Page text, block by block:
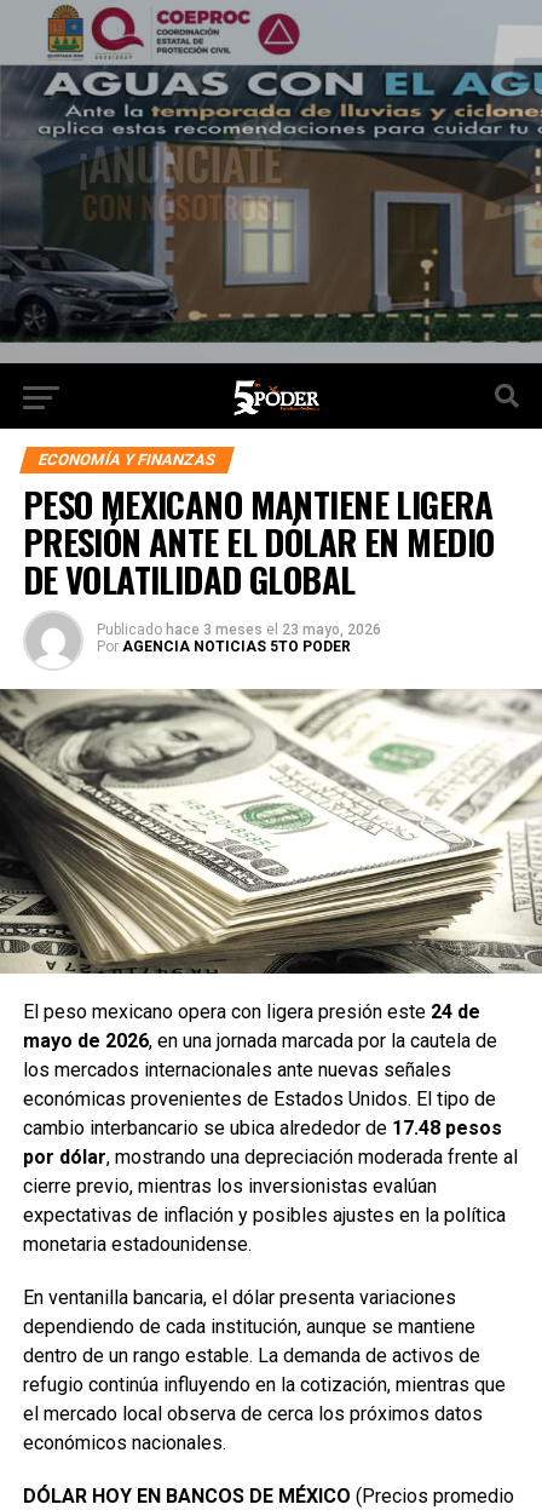
ECONOMÍA Y FINANZAS
PESO MEXICANO MANTIENE LIGERA
PRESIÓN ANTE EL DÓLAR EN MEDIO
DE VOLATILIDAD GLOBAL
Publicado hace 3 meses el 23 mayo, 2026
Por AGENCIA NOTICIAS 5TO PODER
El peso mexicano opera con ligera presión este 24 de
mayo de 2026, en una jornada marcada por la cautela de
los mercados internacionales ante nuevas señales
económicas provenientes de Estados Unidos. El tipo de
cambio interbancario se ubica alrededor de 17.48 pesos
por dólar, mostrando una depreciación moderada frente al
cierre previo, mientras los inversionistas evalúan
expectativas de inflación y posibles ajustes en la política
monetaria estadounidense.
En ventanilla bancaria, el dólar presenta variaciones
dependiendo de cada institución, aunque se mantiene
dentro de un rango estable. La demanda de activos de
refugio continúa influyendo en la cotización, mientras que
el mercado local observa de cerca los próximos datos
económicos nacionales.
DÓLAR HOY EN BANCOS DE MÉXICO (Precios promedio